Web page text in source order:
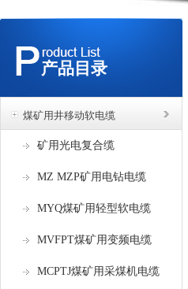
产品目录
煤矿用井移动软电缆
矿用光电复合缆
MZ MZP矿用电钻电缆
MYQ煤矿用轻型软电缆
MVFPT煤矿用变频电缆
MCPTJ煤矿用采煤机电缆